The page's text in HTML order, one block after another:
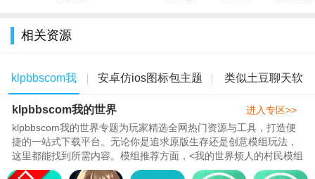
5、【直播大咖秀，飙歌交朋友】女神主播、小鲜肉、萌系妹
小时不间断，和你视频互动，专属娱乐！在这里，交朋友，开心
玩，你不孤单
软件亮点
1、高效即时语音通话。不延迟、不掉线。集中管理万人群、
相关资源
klpbbscom我
的世界
安卓仿ios图标包主题 类似土豆聊天软
件的app
klpbbscom我的世界
klpbbscom我的世界专题为玩家精选全网热门资源与工具，打造便
捷的一站式下载平台。无论你是追求原版生存还是创意模组玩法，
这里都能找到所需内容。模组推荐方面，<我的世界烦人的村民模组
凭借独特的NPC互动机制成为近..
进入专区>>